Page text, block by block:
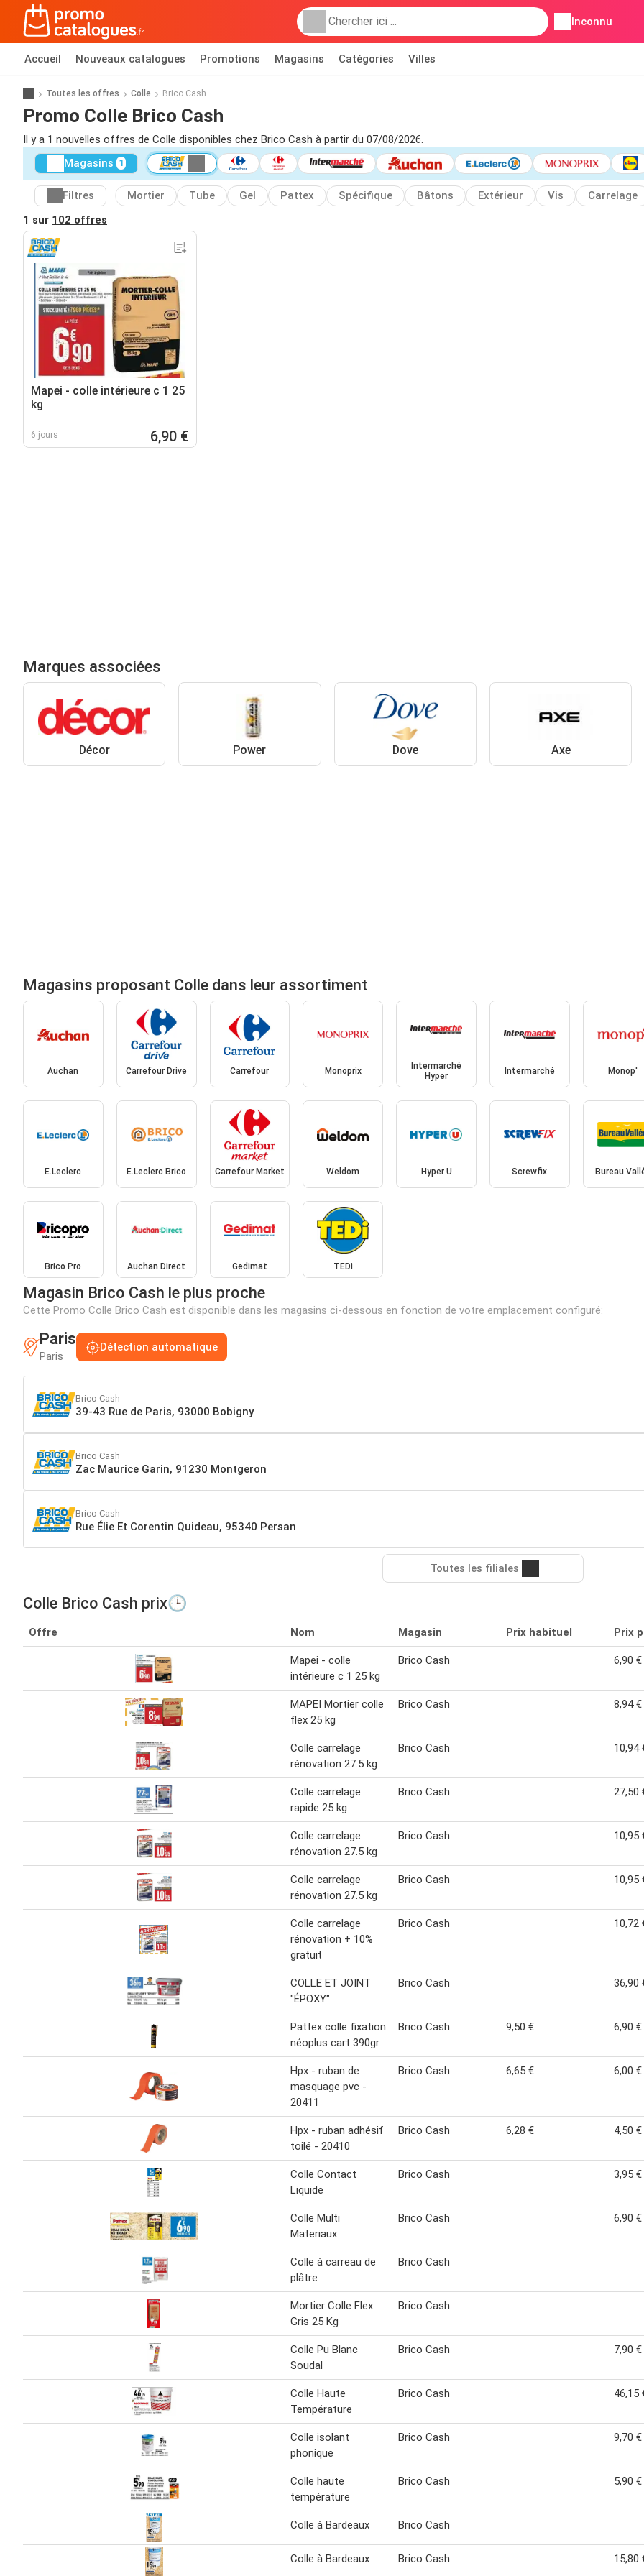
Inconnu
Accueil Nouveaux catalogues Promotions Magasins Catégories Villes
Toutes les offres Colle Brico Cash
Promo Colle Brico Cash
Il y a 1 nouvelles offres de Colle disponibles chez Brico Cash à partir du 07/08/2026.
Magasins 1
Filtres Mortier Tube Gel Pattex Spécifique Bâtons Extérieur Vis Carrelage
1 sur 102 offres
Mapei - colle intérieure c 1 25
kg
6 jours 6,90 €
Marques associées
Décor Power Dove Axe
Magasins proposant Colle dans leur assortiment
Auchan Carrefour Drive Carrefour Monoprix
Intermarché
Hyper
Intermarché Monop'
E.Leclerc E.Leclerc Brico Carrefour Market Weldom Hyper U Screwfix Bureau
Brico Pro Auchan Direct Gedimat TEDi
Magasin Brico Cash le plus proche
Cette Promo Colle Brico Cash est disponible dans les magasins ci-dessous en fonction de votre emplacement configuré:
Paris
Paris
Détection automatique
Brico Cash
39-43 Rue de Paris, 93000 Bobigny
Brico Cash
Zac Maurice Garin, 91230 Montgeron
Brico Cash
Rue Élie Et Corentin Quideau, 95340 Persan
Toutes les filiales
Colle Brico Cash prix🕒
Offre Nom Magasin Prix habituel Prix
Mapei - colle
intérieure c 1 25 kg
Brico Cash 6,90 €
MAPEI Mortier colle
flex 25 kg
Brico Cash 8,94 €
Colle carrelage
rénovation 27.5 kg
Brico Cash 10,94
Colle carrelage
rapide 25 kg
Brico Cash 27,50
Colle carrelage
rénovation 27.5 kg
Brico Cash 10,95
Colle carrelage
rénovation 27.5 kg
Brico Cash 10,95
Colle carrelage
rénovation + 10%
gratuit
Brico Cash 10,72
COLLE ET JOINT
"ÉPOXY"
Brico Cash 36,90
Pattex colle fixation
néoplus cart 390gr
Brico Cash 9,50 € 6,90 €
Hpx - ruban de
masquage pvc -
20411
Brico Cash 6,65 € 6,00 €
Hpx - ruban adhésif
toilé - 20410
Brico Cash 6,28 € 4,50 €
Colle Contact
Liquide
Brico Cash 3,95 €
Colle Multi
Materiaux
Brico Cash 6,90 €
Colle à carreau de
plâtre
Brico Cash
Mortier Colle Flex
Gris 25 Kg
Brico Cash
Colle Pu Blanc
Soudal
Brico Cash 7,90 €
Colle Haute
Température
Brico Cash 46,15
Colle isolant
phonique
Brico Cash 9,70 €
Colle haute
température
Brico Cash 5,90 €
Colle à Bardeaux Brico Cash
Colle à Bardeaux Brico Cash 15,80